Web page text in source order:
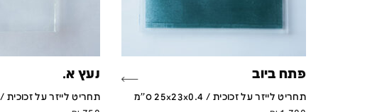
פתח ביוב
תחריט לייזר על זכוכית / 25x23x0.4 ס''מ
נעץ א.
תחריט לייזר על זכוכית / 10x6x0.4 ס''מ